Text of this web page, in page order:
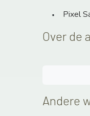
Pixel
Over de
Andere